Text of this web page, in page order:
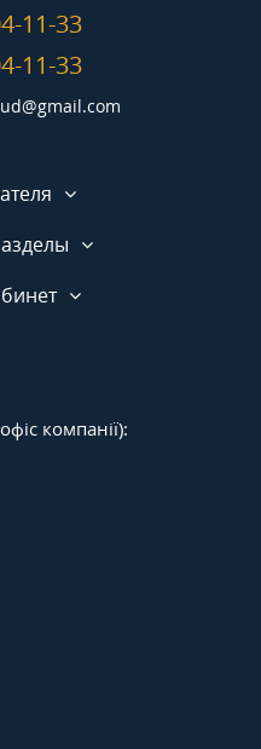
11-33
11-33
компанії):